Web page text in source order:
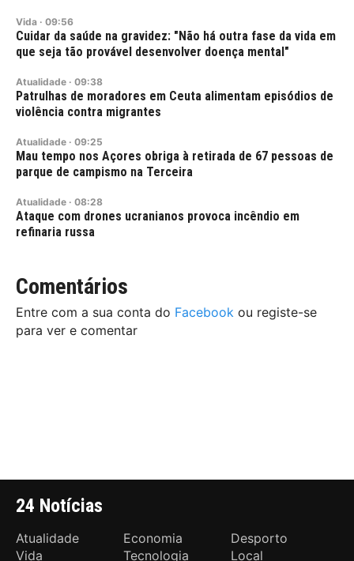
Vida · 09:56
Cuidar da saúde na gravidez: "Não há outra fase da vida em
que seja tão provável desenvolver doença mental"
Atualidade · 09:38
Patrulhas de moradores em Ceuta alimentam episódios de
violência contra migrantes
Atualidade · 09:25
Mau tempo nos Açores obriga à retirada de 67 pessoas de
parque de campismo na Terceira
Atualidade · 08:28
Ataque com drones ucranianos provoca incêndio em
refinaria russa
Comentários
Entre com a sua conta do Facebook ou registe-se
para ver e comentar
24 Notícias
Atualidade Economia
Desporto
Vida
Tecnologia Local